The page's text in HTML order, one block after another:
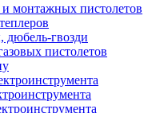
и монтажных пистолетов
дюбель-гвозди
пистолетов